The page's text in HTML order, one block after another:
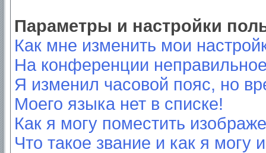
Параметры и настройки
Как мне изменить мои
На конференции
Я изменил часовой пояс, но
Моего языка нет в списке!
Как я могу поместить
Что такое звание и как я могу